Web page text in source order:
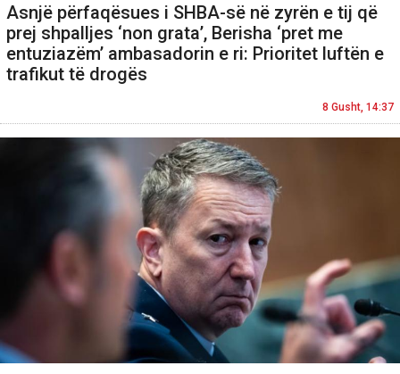
Asnjë përfaqësues i SHBA-së në zyrën e tij që
prej shpalljes ‘non grata’, Berisha ‘pret me
entuziazëm’ ambasadorin e ri: Prioritet luftën e
trafikut të drogës
8 Gusht, 14:37